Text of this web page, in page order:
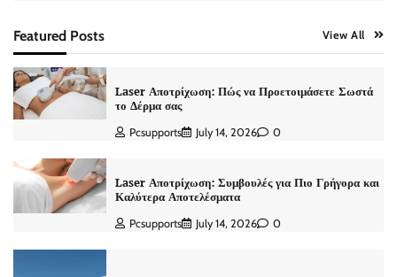
Featured Posts View All
Laser Αποτρίχωση: Πώς να Προετοιμάσετε Σωστά
το Δέρμα σας
Pcsupports July 14, 2026 0
Laser Αποτρίχωση: Συμβουλές για Πιο Γρήγορα και
Καλύτερα Αποτελέσματα
Pcsupports July 14, 2026 0